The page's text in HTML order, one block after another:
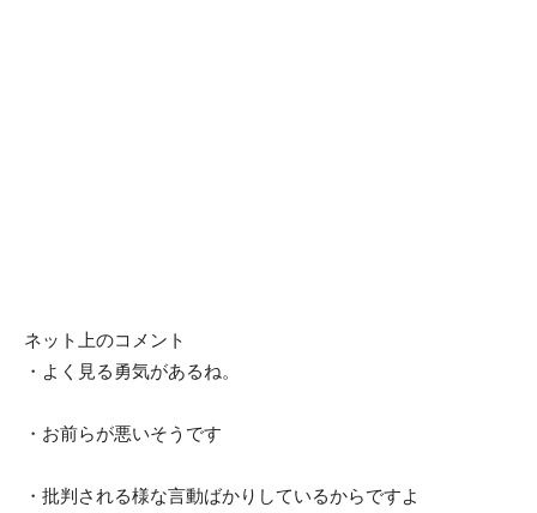
ネット上のコメント
・よく見る勇気があるね。
・お前らが悪いそうです
・批判される様な言動ばかりしているからですよ